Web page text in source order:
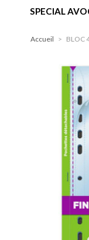
SPECIAL
Accueil > BLOC